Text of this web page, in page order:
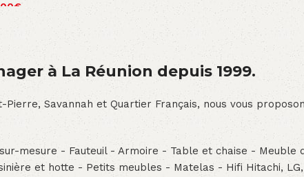
€
à La Réunion depuis 1999.
Savannah et Quartier Français, nous vous
mesure - Fauteuil - Armoire - Table et chaise -
et hotte - Petits meubles - Matelas - Hifi Hitachi,